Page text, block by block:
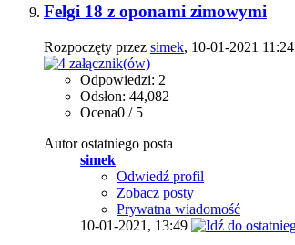
Felgi 18 z oponami zimowymi
Rozpoczęty przez simek, 10-01-2021 11:24
Odpowiedzi: 2
Odsłon: 44,082
Ocena0 / 5
Autor ostatniego posta
simek
Odwiedź profil
Zobacz posty
Prywatna wiadomość
10-01-2021, 13:49